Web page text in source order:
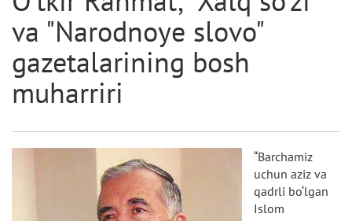
va "Narodnoye slovo"
gazetalarining bosh
muharriri
“Barchamiz
uchun aziz va
qadrli bo‘lgan
Islom